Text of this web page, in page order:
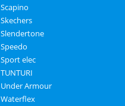
Scapino
Skechers
Slendertone
Speedo
Sport elec
TUNTURI
Under Armour
Waterflex